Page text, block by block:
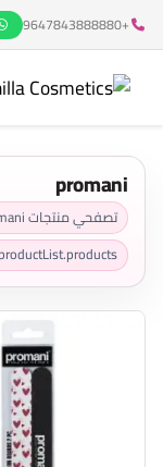
+9647843888880
promani
تصفحي منتجات promani.
productList.products